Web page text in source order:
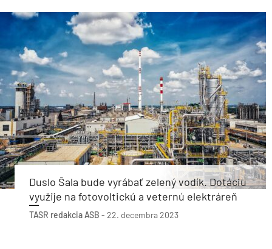
Duslo Šala bude vyrábať zelený vodík. Dotáciu
využije na fotovoltickú a veternú elektráreň
TASR redakcia ASB - 22. decembra 2023